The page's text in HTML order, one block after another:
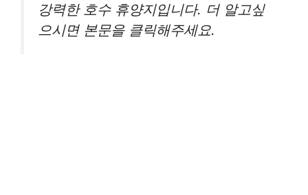
강력한 호수 휴양지입니다. 더 알고싶
으시면 본문을 클릭해주세요.